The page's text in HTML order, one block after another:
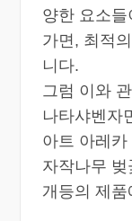
양한 요소
가면, 최적
니다.
그럼 이와
나타샤벤자
아트 아레
자작나무
개등의 제